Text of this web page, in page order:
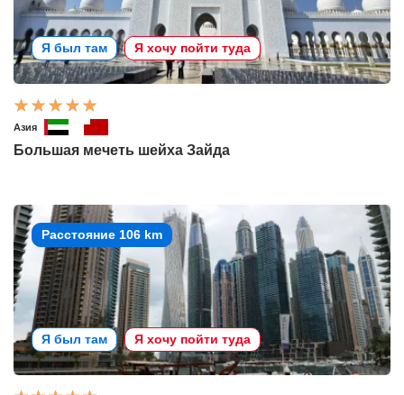
Я был там Я хочу пойти туда
Азия
Большая мечеть шейха Зайда
Расстояние 106 km
Я был там Я хочу пойти туда